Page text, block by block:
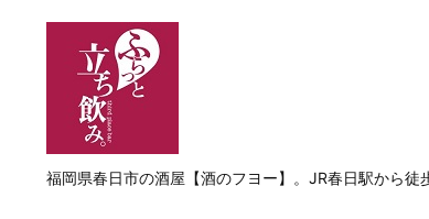
福岡県春日市の酒屋【酒のフヨー】。JR春日駅から